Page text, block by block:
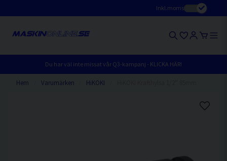
Inkl.moms
Du har väl inte missat vår Q3-kampanj - KLICKA HÄR!
Hem Varumärken HiKOKI